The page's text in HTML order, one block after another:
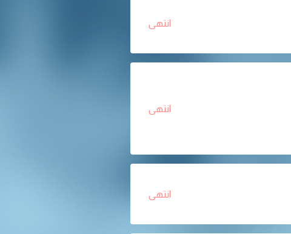
انتهى
انتهى
انتهى